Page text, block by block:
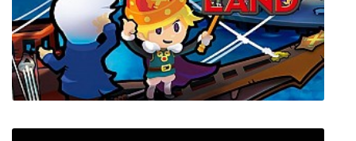
Who Needs a Hero?